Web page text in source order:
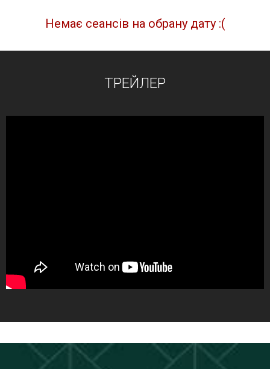
Немає сеансів на обрану дату :(
ТРЕЙЛЕР